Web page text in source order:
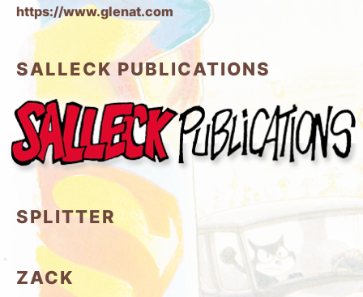
https://www.glenat.com
SALLECK PUBLICATIONS
SPLITTER
ZACK